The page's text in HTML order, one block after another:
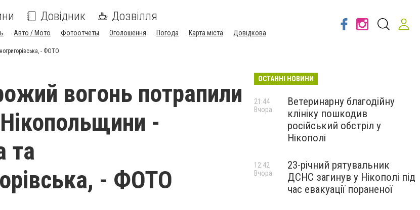
Довідник Дозвілля
Авто / Мото Фотоотчеты Оголошення Погода Карта міста Довідкова
- ФОТО
вогонь потрапили
-
та
- ФОТО
ОСТАННІ НОВИНИ
Ветеринарну благодійну
клініку пошкодив
російський обстріл у
Нікополі
21:44
Вчора
23-річний рятувальник
ДСНС загинув у Нікополі під
час евакуації пораненої
12:42
Вчора